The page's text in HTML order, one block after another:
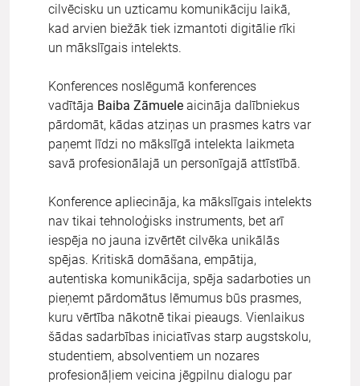
cilvēcisku un uzticamu komunikāciju laikā,
kad arvien biežāk tiek izmantoti digitālie rīki
un mākslīgais intelekts.
Konferences noslēgumā konferences
vadītāja Baiba Zāmuele aicināja dalībniekus
pārdomāt, kādas atziņas un prasmes katrs var
paņemt līdzi no mākslīgā intelekta laikmeta
savā profesionālajā un personīgajā attīstībā.
Konference apliecināja, ka mākslīgais intelekts
nav tikai tehnoloģisks instruments, bet arī
iespēja no jauna izvērtēt cilvēka unikālās
spējas. Kritiskā domāšana, empātija,
autentiska komunikācija, spēja sadarboties un
pieņemt pārdomātus lēmumus būs prasmes,
kuru vērtība nākotnē tikai pieaugs. Vienlaikus
šādas sadarbības iniciatīvas starp augstskolu,
studentiem, absolventiem un nozares
profesionāļiem veicina jēgpilnu dialogu par